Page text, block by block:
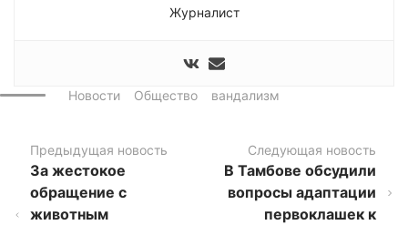
Журналист
Новости Общество вандализм
Предыдущая новость
За жестокое
обращение с
животным
Следующая новость
В Тамбове обсудили
вопросы адаптации
первоклашек к